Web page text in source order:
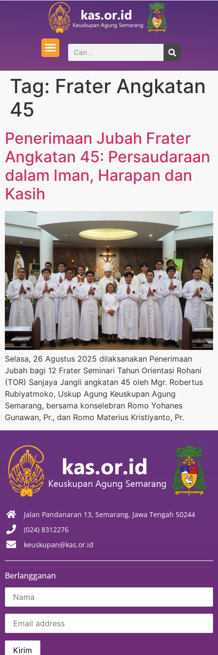
Tag: Frater Angkatan
45
Penerimaan Jubah Frater
Angkatan 45: Persaudaraan
dalam Iman, Harapan dan
Kasih
Selasa, 26 Agustus 2025 dilaksanakan Penerimaan
Jubah bagi 12 Frater Seminari Tahun Orientasi Rohani
(TOR) Sanjaya Jangli angkatan 45 oleh Mgr. Robertus
Rubiyatmoko, Uskup Agung Keuskupan Agung
Semarang, bersama konselebran Romo Yohanes
Gunawan, Pr., dan Romo Materius Kristiyanto, Pr.
Jalan Pandanaran 13, Semarang, Jawa Tengah 50244
(024) 8312276
keuskupan@kas.or.id
Berlangganan